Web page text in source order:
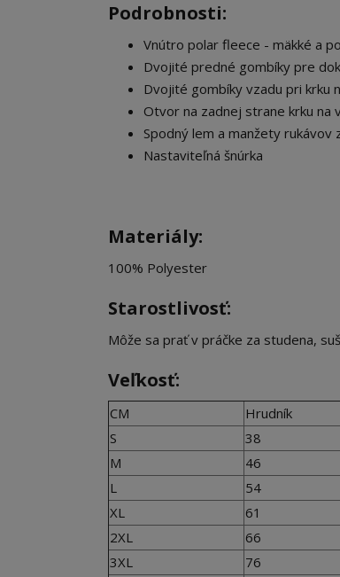
Podrobnosti:
Vnútro polar fleece - mäkké a
Dvojité predné gombíky pre
Dvojité gombíky vzadu pri krku
Otvor na zadnej strane krku na
Spodný lem a manžety
Nastaviteľná šnúrka
Materiály:
100% Polyester
Starostlivosť:
Môže sa prať v práčke za studena,
Veľkosť:
CM Hrudník
S
38
M
46
L
54
XL
61
2XL
66
3XL
76